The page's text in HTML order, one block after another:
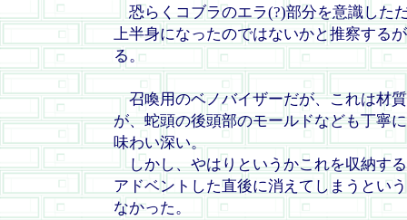
恐らくコブラのエラ(?)部分を意識した
上半身になったのではないかと推察する
る。
召喚用のベノバイザーだが、これは材
が、蛇頭の後頭部のモールドなども丁寧
味わい深い。
しかし、やはりというかこれを収納す
アドベントした直後に消えてしまうとい
なかった。